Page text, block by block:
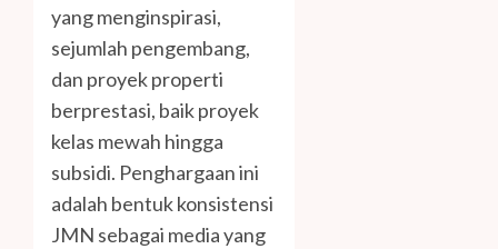
yang menginspirasi,
sejumlah pengembang,
dan proyek properti
berprestasi, baik proyek
kelas mewah hingga
subsidi. Penghargaan ini
adalah bentuk konsistensi
JMN sebagai media yang